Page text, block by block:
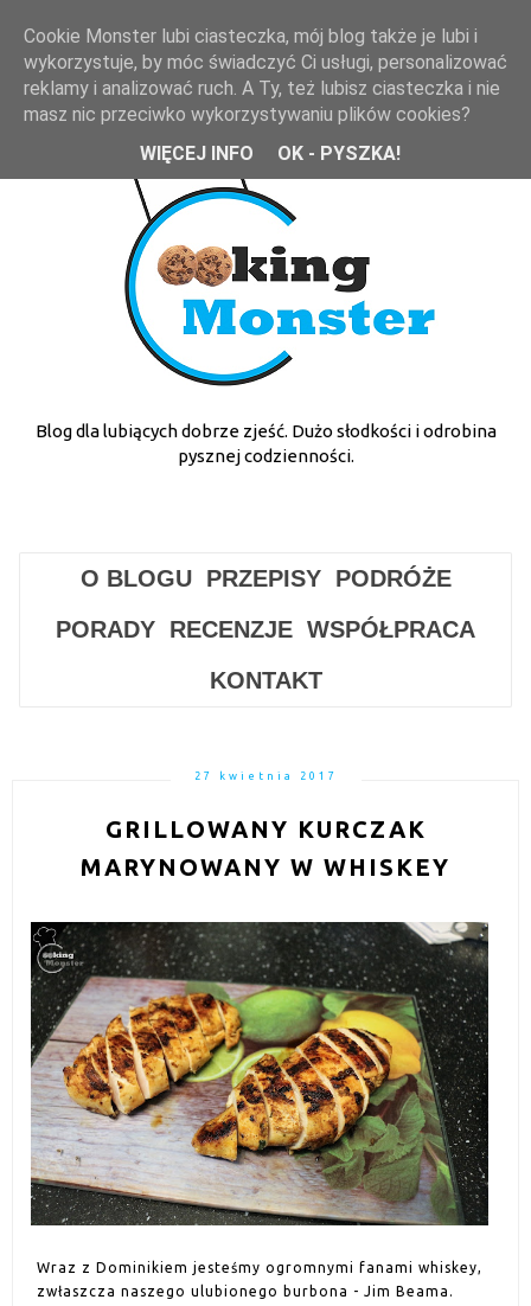
Blog dla lubiących dobrze zjeść. Dużo słodkości i odrobina
pysznej codzienności.
O BLOGU PRZEPISY
PODRÓŻE
PORADY RECENZJE WSPÓŁPRACA
KONTAKT
27 kwietnia 2017
GRILLOWANY KURCZAK
MARYNOWANY W WHISKEY
Wraz z Dominikiem jesteśmy ogromnymi fanami whiskey,
zwłaszcza naszego ulubionego burbona - Jim Beama.
Cookie Monster lubi ciasteczka, mój blog także je lubi i
wykorzystuje, by móc świadczyć Ci usługi, personalizować
reklamy i analizować ruch. A Ty, też lubisz ciasteczka i nie
masz nic przeciwko wykorzystywaniu plików cookies?
WIĘCEJ INFO
OK - PYSZKA!